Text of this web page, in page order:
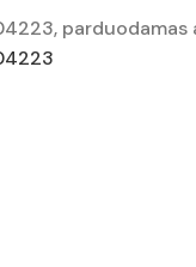
parduodamas